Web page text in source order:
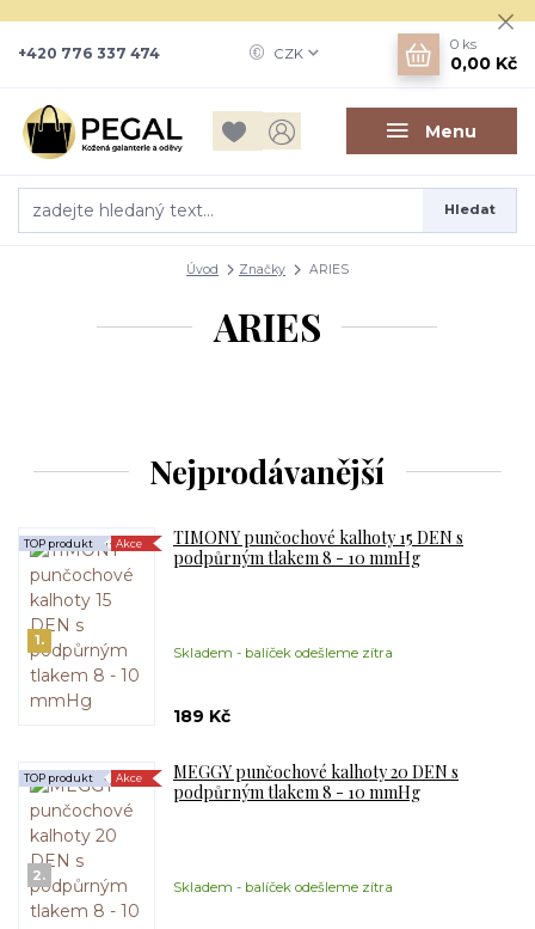
Menu
CZK
Hledat
+420 776 337 474
0 ks
0,00 Kč
Úvod Značky ARIES
ARIES
Nejprodávanější
1.
TIMONY punčochové kalhoty 15 DEN s
podpůrným tlakem 8 - 10 mmHg
Skladem - balíček odešleme zítra
TOP produkt Akce
189 Kč
2.
MEGGY punčochové kalhoty 20 DEN s
podpůrným tlakem 8 - 10 mmHg
Skladem - balíček odešleme zítra
TOP produkt Akce